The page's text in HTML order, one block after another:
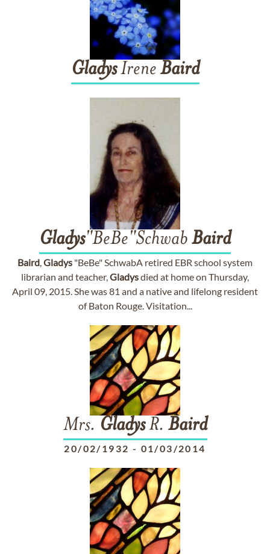
GladysIrene Baird
Gladys"BeBe"Schwab Baird
Baird,Gladys "BeBe" SchwabA retired EBR school system
librarian and teacher,Gladysdied at home on Thursday,
April 09, 2015. She was 81 and a native and lifelong resident
of Baton Rouge. Visitation...
Mrs. GladysR. Baird
20/02/1932 - 01/03/2014